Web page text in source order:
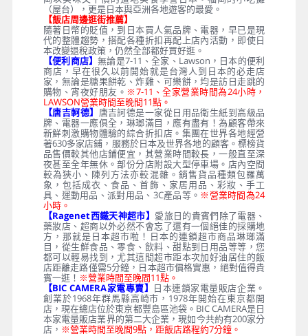
（屋台），更是日本與亞洲各地遊客的最愛。
【飯店周邊逛街推薦】
隨著日幣的貶值，到日本買人氣品牌、電器，早已是現
代的整體趨勢，搭配各種折扣再配上店內活動，即使日
本改變退稅政策，仍然全部都好買好逛。
【便利商店】無論是7-11、全家、Lawson，日本的便利
商店，早在很久以前開始就是台灣人到日本的必走店
家，無論是糖果餅乾、炸雞、可樂餅，均是訪日走跳的
購物、宵夜好朋友。 ※7-11、全家營業時間為24小時，
LAWSON營業時間至晚間11點。
【唐吉軻德】 唐吉訶德是一家從日用品衛生紙到高級品
牌、電器一應俱全，琳瑯滿目，應有盡有！為顧客帶來
新鮮刺激購物體驗的綜合折扣店。集團在世界各地經營
著630多家店鋪，服務於日本及世界各地的顧客。標榜貨
品售價較其他店鋪便宜，其營業時間較長，一般直至深
夜甚至全年無休。部份分店附設大型停車場。店內空間
較為狹小、陳列方法亦較混雜。銷售貨品種類包羅萬
象，包括成衣、食品、首飾、家居用品、彩妝、手工
具、運動用品、派對用品、3C產品等。 ※營業時間為24
小時。
【Ragenet西鐵天神超市】 愛旅日的貴賓們除了電器、
藥妝店、超商以外必然不會忘了還有一個絕佳的採購地
方，那就是日本超市啦！日本的連鎖超市商品琳瑯滿
目，從生鮮食品、零食、飲料、甜點到日用品等等，您
都可以輕易找到，尤其這間超市距本次加好油居住的飯
店距離走路僅需5分鐘，日本超市價格實惠，絕對值得貴
賓一逛！ ※營業時間至晚間11點。
【BIC CAMERA家電專賣】 日本連鎖家電量販店企業。
創業於1968年群馬縣高崎市，1978年開始在東京都開
店，現在總店位於東京都豐島區池袋。BIC CAMERA是日
本家電量販店業界的第二大企業，現如今共約有200家分
店， ※營業時間至晚間9點，距飯店路程約7分鐘。